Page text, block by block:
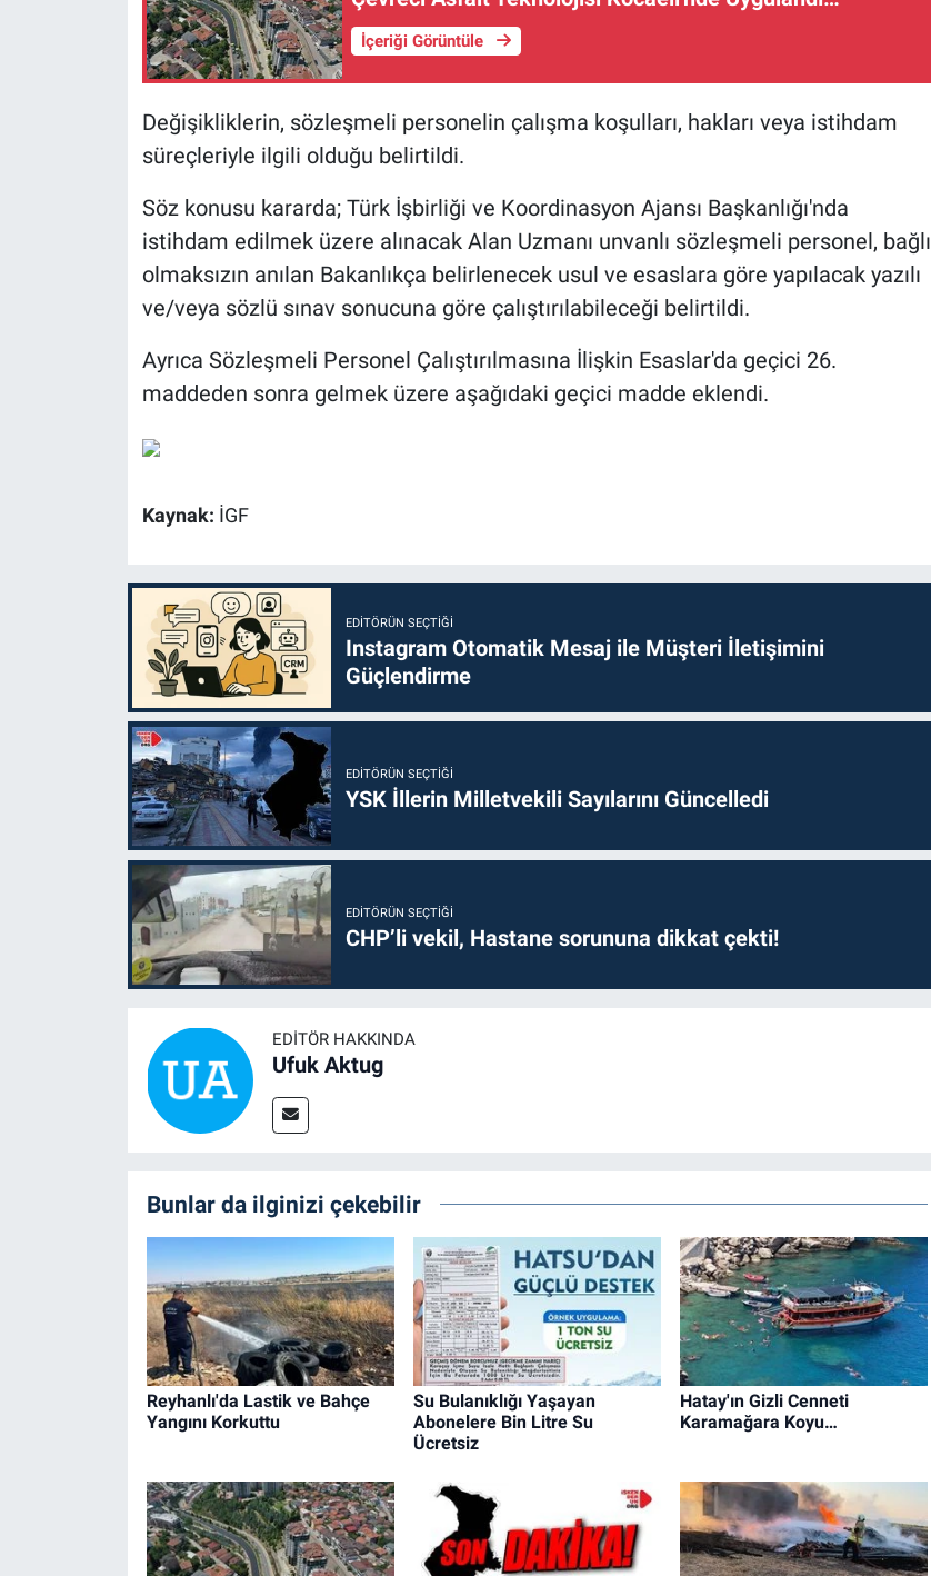
İçeriği Görüntüle
Değişikliklerin, sözleşmeli personelin çalışma koşulları, hakları veya istihdam
süreçleriyle ilgili olduğu belirtildi.
Söz konusu kararda; Türk İşbirliği ve Koordinasyon Ajansı Başkanlığı'nda
istihdam edilmek üzere alınacak Alan Uzmanı unvanlı sözleşmeli personel, bağlı
olmaksızın anılan Bakanlıkça belirlenecek usul ve esaslara göre yapılacak yazılı
ve/veya sözlü sınav sonucuna göre çalıştırılabileceği belirtildi.
Ayrıca Sözleşmeli Personel Çalıştırılmasına İlişkin Esaslar'da geçici 26.
maddeden sonra gelmek üzere aşağıdaki geçici madde eklendi.
Kaynak: İGF
EDITÖRÜN SEÇTIĞI
Instagram Otomatik Mesaj ile Müşteri İletişimini
Güçlendirme
EDITÖRÜN SEÇTIĞI
YSK İllerin Milletvekili Sayılarını Güncelledi
EDITÖRÜN SEÇTIĞI
CHP’li vekil, Hastane sorununa dikkat çekti!
EDITÖR HAKKINDA
Ufuk Aktug
Bunlar da ilginizi çekebilir
Reyhanlı'da Lastik ve Bahçe
Yangını Korkuttu
Su Bulanıklığı Yaşayan
Abonelere Bin Litre Su
Ücretsiz
Hatay'ın Gizli Cenneti
Karamağara Koyu…